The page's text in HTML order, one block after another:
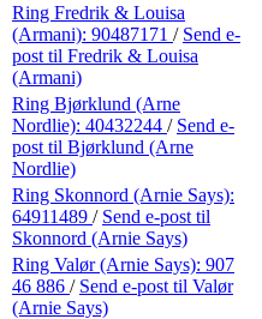
Ring Fredrik & Louisa
(Armani): 90487171 / Send e-
post til Fredrik & Louisa
(Armani)
Ring Bjørklund (Arne
Nordlie): 40432244 / Send e-
post til Bjørklund (Arne
Nordlie)
Ring Skonnord (Arnie Says):
64911489 / Send e-post til
Skonnord (Arnie Says)
Ring Valør (Arnie Says): 907
46 886 / Send e-post til Valør
(Arnie Says)